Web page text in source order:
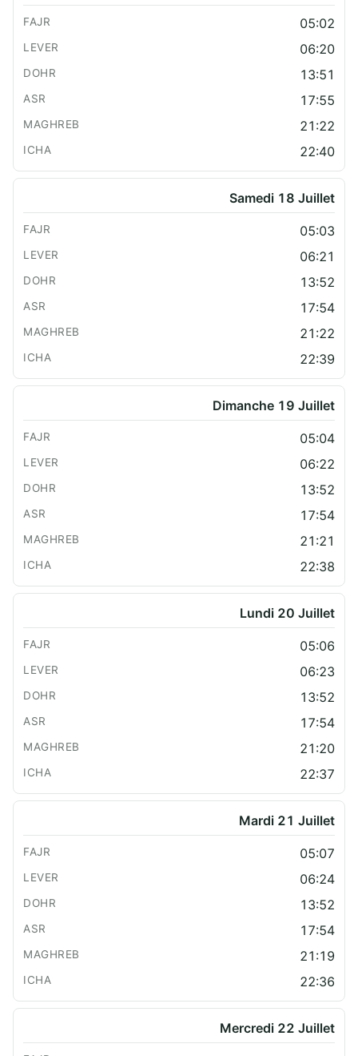
05:02
06:20
13:51
17:55
21:22
22:40
Samedi 18 Juillet
05:03
06:21
13:52
17:54
21:22
22:39
Dimanche 19 Juillet
05:04
06:22
13:52
17:54
21:21
22:38
Lundi 20 Juillet
05:06
06:23
13:52
17:54
21:20
22:37
Mardi 21 Juillet
05:07
06:24
13:52
17:54
21:19
22:36
Mercredi 22 Juillet